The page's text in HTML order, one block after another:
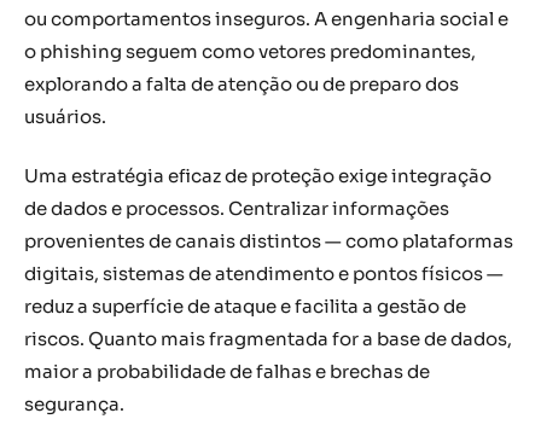
ou comportamentos inseguros. A engenharia social e
o phishing seguem como vetores predominantes,
explorando a falta de atenção ou de preparo dos
usuários.
Uma estratégia eficaz de proteção exige integração
de dados e processos. Centralizar informações
provenientes de canais distintos — como plataformas
digitais, sistemas de atendimento e pontos físicos —
reduz a superfície de ataque e facilita a gestão de
riscos. Quanto mais fragmentada for a base de dados,
maior a probabilidade de falhas e brechas de
segurança.